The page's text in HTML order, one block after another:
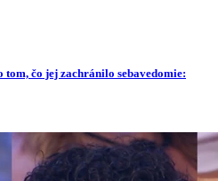
čo jej zachránilo sebavedomie: